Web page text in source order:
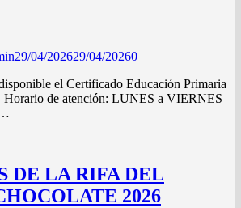
29/04/202629/04/20260
el Certificado Educación Primaria
Horario de atención: LUNES a VIERNES
…
DE LA RIFA DEL
2026